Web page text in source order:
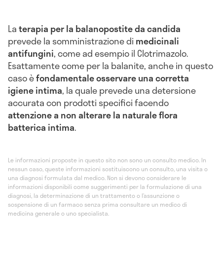
Laterapia per la balanopostite da candida
prevede la somministrazione di medicinali
antifungini, come ad esempio il Clotrimazolo.
Esattamente come per la balanite, anche in questo
caso èfondamentale osservare una corretta
igiene intima, la quale prevede una detersione
accurata con prodotti specifici facendo
attenzione a non alterare la naturale flora
batterica intima.
Le informazioni proposte in questo sito non sono un consulto medico. In
nessun caso, queste informazioni sostituiscono un consulto, una visita o
una diagnosi formulata dal medico. Non si devono considerare le
informazioni disponibili come suggerimenti per la formulazione di una
diagnosi, la determinazione di un trattamento o l’assunzione o
sospensione di un farmaco senza prima consultare un medico di
medicina generale o uno specialista.